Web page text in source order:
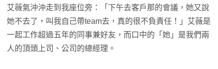
艾薇氣沖沖走到我座位旁：「下午去客戶那的會議，她又說
她不去了，叫我自己帶team去，真的很不負責任！」艾薇是
一起工作超過五年的同事兼好友，而口中的「她」是我們兩
人的頂頭上司、公司的總經理。